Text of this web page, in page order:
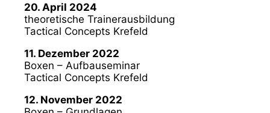
20. April 2024
theoretische Trainerausbildung
Tactical Concepts Krefeld
11. Dezember 2022
Boxen – Aufbauseminar
Tactical Concepts Krefeld
12. November 2022